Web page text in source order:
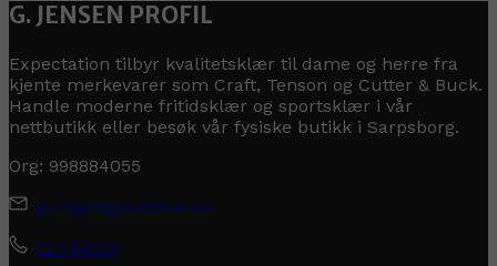
G. JENSEN PROFIL
Expectation tilbyr kvalitetsklær til dame og herre fra
kjente merkevarer som Craft, Tenson og Cutter & Buck.
Handle moderne fritidsklær og sportsklær i vår
nettbutikk eller besøk vår fysiske butikk i Sarpsborg.
Org: 998884055
post@expectation.no
92448009